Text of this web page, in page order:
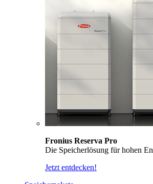
Fronius Reserva Pro
Die Speicherlösung für hohen
Jetzt entdecken!